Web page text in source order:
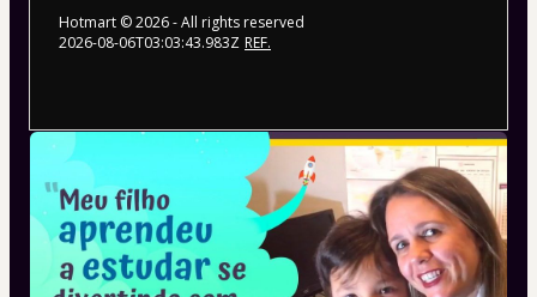
Hotmart ©2026- All rights reserved
2026-08-06T03:03:43.983Z REF.